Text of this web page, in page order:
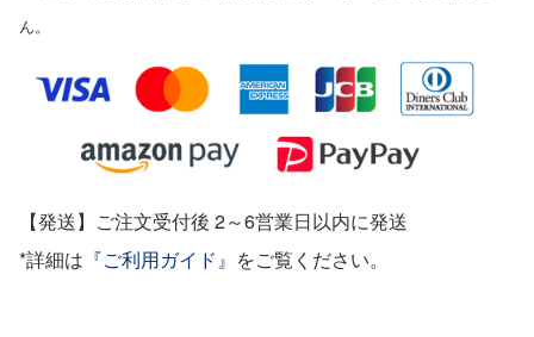
ん。
【発送】ご注文受付後 2～6営業日以内に発送
*詳細は 『ご利用ガイド』 をご覧ください。